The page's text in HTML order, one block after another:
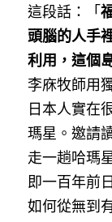
這段話：「
頭腦的人手
利用，這個
李庥牧師用
日本人實在
瑪星。邀請
走一趟哈瑪
即一百年前
如何從無到